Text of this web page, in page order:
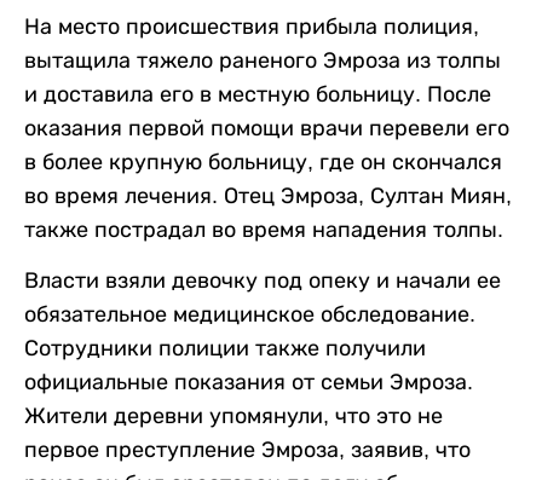
На место происшествия прибыла полиция,
вытащила тяжело раненого Эмроза из толпы
и доставила его в местную больницу. После
оказания первой помощи врачи перевели его
в более крупную больницу, где он скончался
во время лечения. Отец Эмроза, Султан Миян,
также пострадал во время нападения толпы.
Власти взяли девочку под опеку и начали ее
обязательное медицинское обследование.
Сотрудники полиции также получили
официальные показания от семьи Эмроза.
Жители деревни упомянули, что это не
первое преступление Эмроза, заявив, что